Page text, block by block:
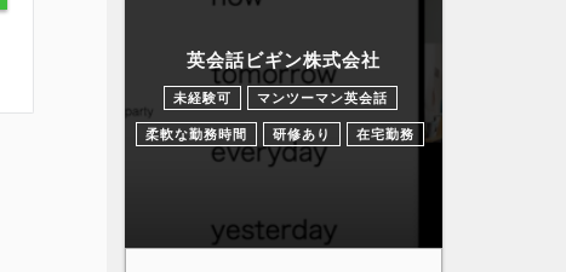
英会話ビギン株式会社
未経験可 マンツーマン英会話
柔軟な勤務時間 研修あり 在宅勤務